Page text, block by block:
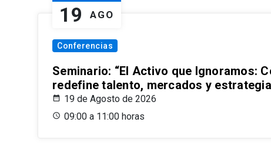
19 AGO
Conferencias
Seminario: “El Activo que Ignoramos:
redefine talento, mercados y
19 de Agosto de 2026
09:00 a 11:00 horas